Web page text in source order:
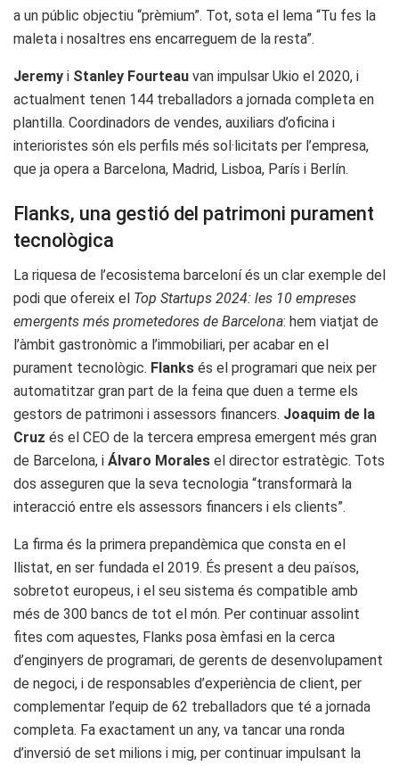
a un públic objectiu “prèmium”. Tot, sota el lema “Tu fes la
maleta i nosaltres ens encarreguem de la resta”.
Jeremy i Stanley Fourteau van impulsar Ukio el 2020, i
actualment tenen 144 treballadors a jornada completa en
plantilla. Coordinadors de vendes, auxiliars d’oficina i
interioristes són els perfils més sol·licitats per l’empresa,
que ja opera a Barcelona, Madrid, Lisboa, París i Berlín.
Flanks, una gestió del patrimoni purament
tecnològica
La riquesa de l’ecosistema barceloní és un clar exemple del
podi que ofereix el Top Startups 2024: les 10 empreses
emergents més prometedores de Barcelona: hem viatjat de
l’àmbit gastronòmic a l’immobiliari, per acabar en el
purament tecnològic. Flanks és el programari que neix per
automatitzar gran part de la feina que duen a terme els
gestors de patrimoni i assessors financers. Joaquim de la
Cruz és el CEO de la tercera empresa emergent més gran
de Barcelona, i Álvaro Morales el director estratègic. Tots
dos asseguren que la seva tecnologia “transformarà la
interacció entre els assessors financers i els clients”.
La firma és la primera prepandèmica que consta en el
llistat, en ser fundada el 2019. És present a deu països,
sobretot europeus, i el seu sistema és compatible amb
més de 300 bancs de tot el món. Per continuar assolint
fites com aquestes, Flanks posa èmfasi en la cerca
d’enginyers de programari, de gerents de desenvolupament
de negoci, i de responsables d’experiència de client, per
complementar l’equip de 62 treballadors que té a jornada
completa. Fa exactament un any, va tancar una ronda
d’inversió de set milions i mig, per continuar impulsant la